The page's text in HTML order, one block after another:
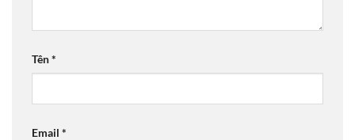
Tên*
Email *